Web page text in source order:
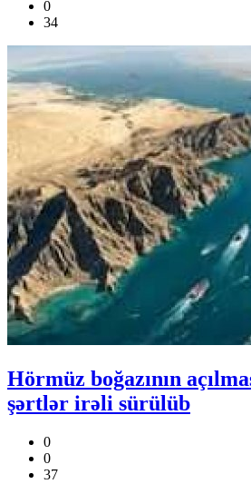
0
34
Hörmüz boğazının
şərtlər irəli sürülüb
0
0
37